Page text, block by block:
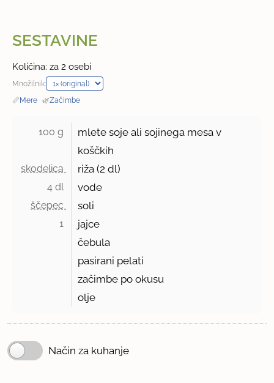
SESTAVINE
Količina: za 2 osebi
Množilnik:
📏Mere · 🌿Začimbe
100 g
mlete soje ali sojinega mesa v
koščkih
skodelica riža (2 dl)
4 dl vode
ščepec soli
1
jajce
čebula
pasirani pelati
začimbe po okusu
olje
Način za kuhanje